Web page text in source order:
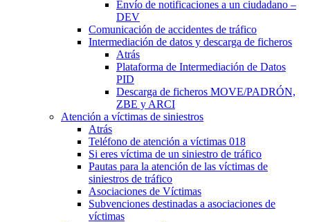
Envío de notificaciones a un ciudadano –
DEV
Comunicación de accidentes de tráfico
Intermediación de datos y descarga de ficheros
Atrás
Plataforma de Intermediación de Datos
PID
Descarga de ficheros MOVE/PADRÓN,
ZBE y ARCI
Atención a víctimas de siniestros
Atrás
Teléfono de atención a víctimas 018
Si eres víctima de un siniestro de tráfico
Pautas para la atención de las víctimas de
siniestros de tráfico
Asociaciones de Víctimas
Subvenciones destinadas a asociaciones de
víctimas